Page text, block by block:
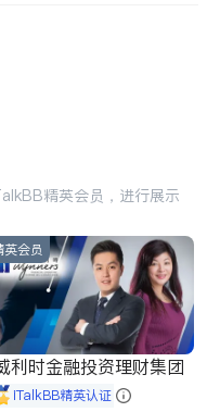
精英会员，进行展示
英会员
利时金融投资理财集团
iTalkBB精英认证